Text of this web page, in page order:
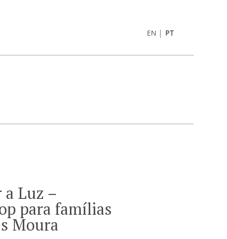
EN | PT
a Luz –
para famílias
Moura